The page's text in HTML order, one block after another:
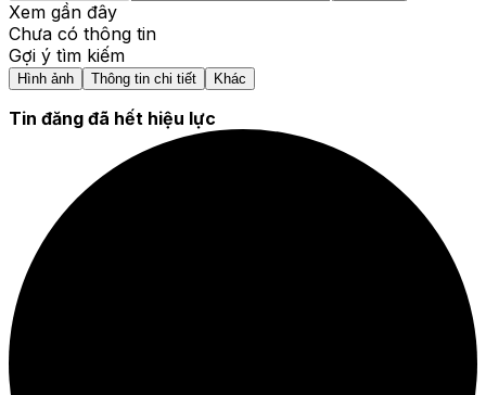
Xem gần đây
Chưa có thông tin
Gợi ý tìm kiếm
Hình ảnh Thông tin chi tiết Khác
Tin đăng đã hết hiệu lực